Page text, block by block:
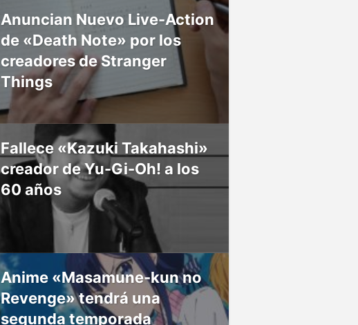
Anuncian Nuevo Live-Action
de «Death Note» por los
creadores de Stranger
Things
Fallece «Kazuki Takahashi»
creador de Yu-Gi-Oh! a los
60 años
Anime «Masamune-kun no
Revenge» tendrá una
segunda temporada